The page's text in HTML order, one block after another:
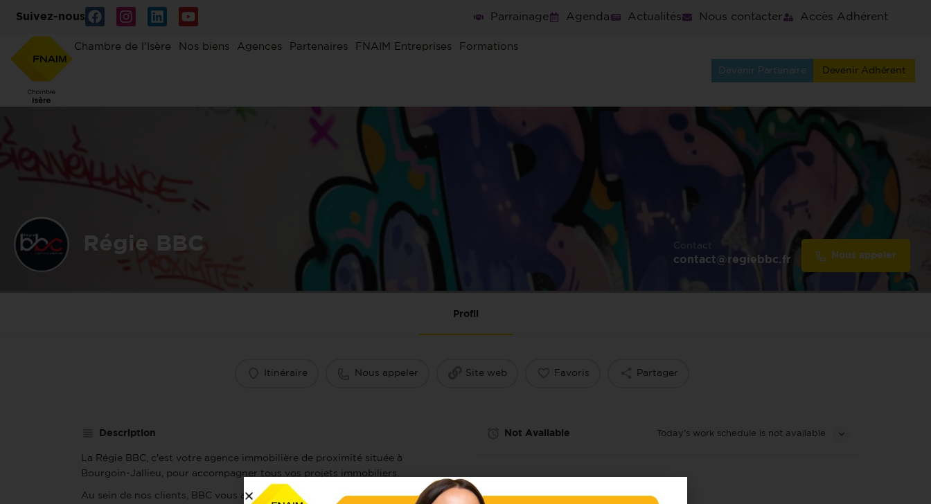
Suivez-nous Parrainage Agenda Actualités Nous contacter Accès Adhérent
Chambre de l’Isère Nos biens Agences Partenaires FNAIM Entreprises Formations
Devenir Partenaire Devenir Adhérent
Régie BBC Contact
contact@regiebbc.fr Nous appeler
Profil
Itinéraire Nous appeler Site web Favoris Partager
Description
La Régie BBC, c'est votre agence immobilière de proximité située à
Bourgoin-Jallieu, pour accompagner tous vos projets immobiliers.
Au sein de nos clients, BBC vous apporte son savoir-faire et son expérience
Not Available Today's work schedule is not available